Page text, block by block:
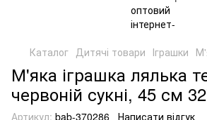
Каталог Дитячі товари Іграшки
М'яка іграшка лялька
червоній сукні, 45 см
Артикул: bab-370286 Написати відгук